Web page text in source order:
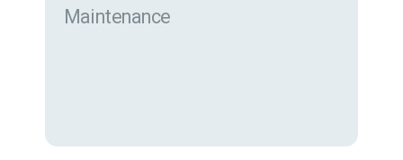
Maintenance